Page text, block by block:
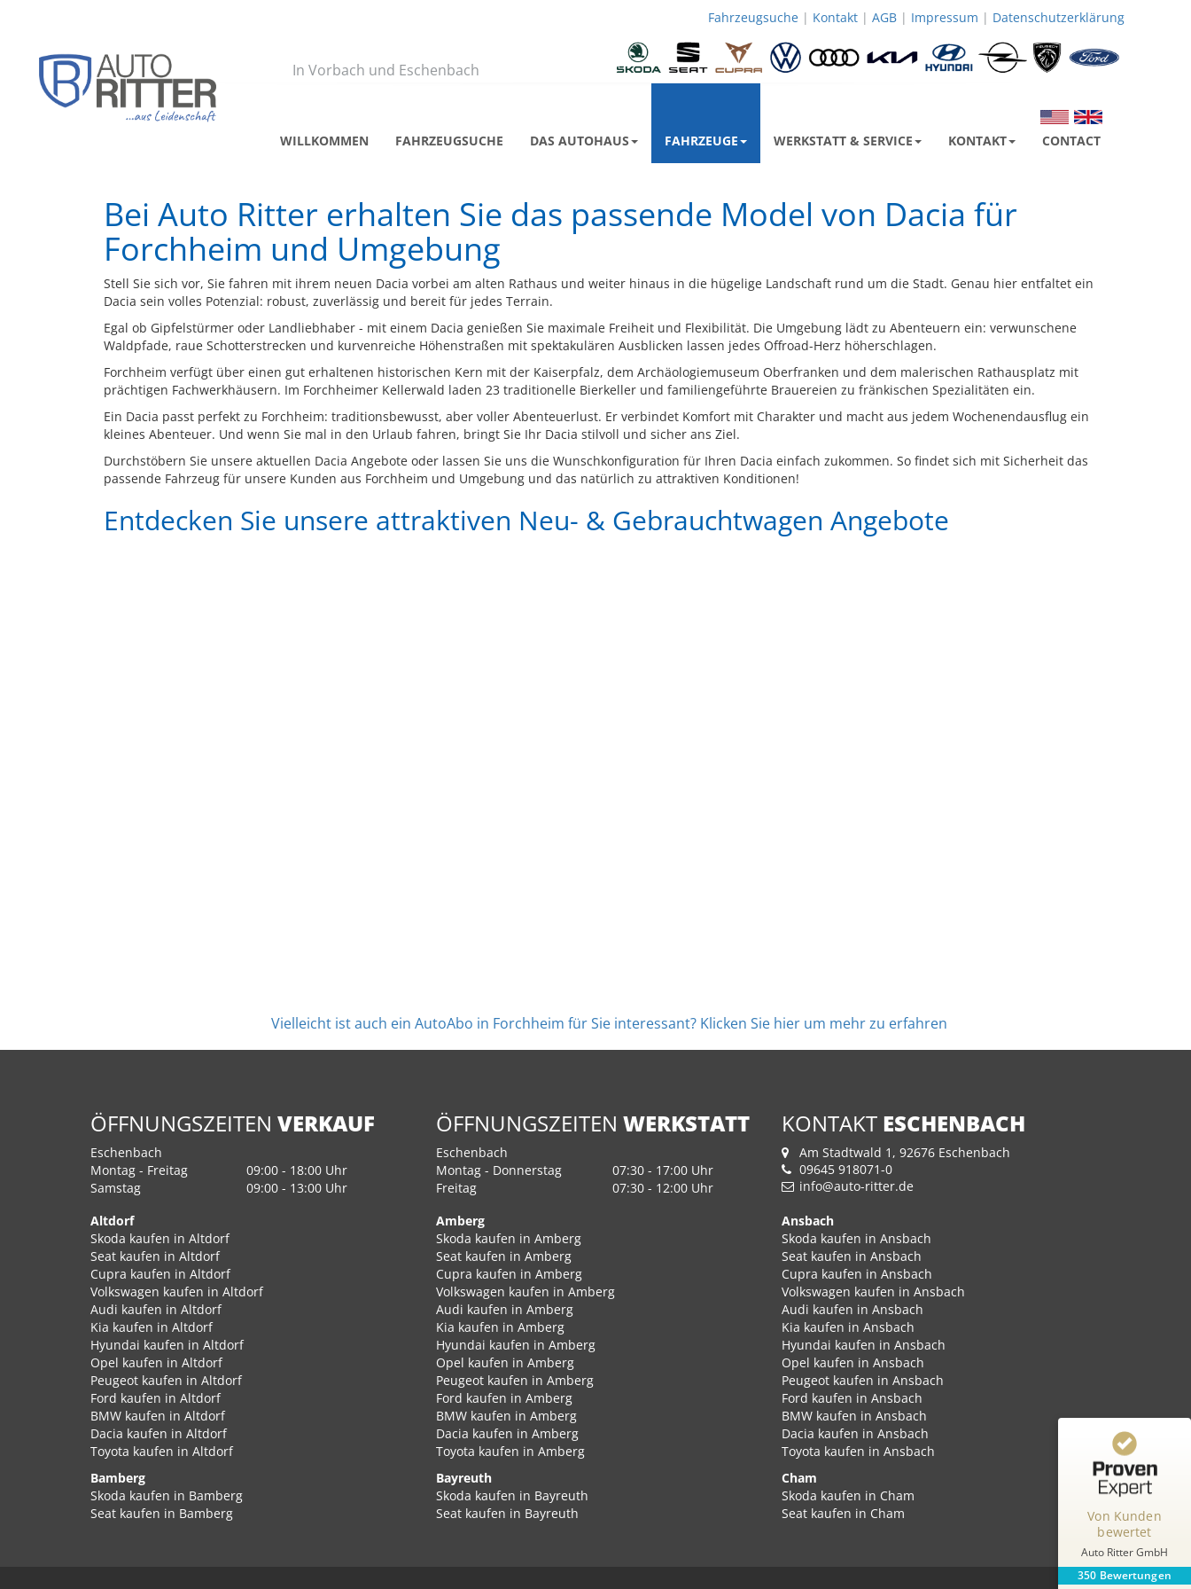
Fahrzeugsuche | Kontakt | AGB | Impressum | Datenschutzerklärung
In Vorbach und Eschenbach
WILLKOMMEN FAHRZEUGSUCHE DAS AUTOHAUS FAHRZEUGE WERKSTATT & SERVICE KONTAKT CONTACT
Weiter
biegen Sie richtigab!
Bei Auto Ritter erhalten Sie das passende Model von Dacia für
Forchheim und Umgebung
Stell Sie sich vor, Sie fahren mit ihrem neuen Dacia vorbei am alten Rathaus und weiter hinaus in die hügelige Landschaft rund um die Stadt. Genau hier entfaltet ein
Dacia sein volles Potenzial: robust, zuverlässig und bereit für jedes Terrain.
Egal ob Gipfelstürmer oder Landliebhaber - mit einem Dacia genießen Sie maximale Freiheit und Flexibilität. Die Umgebung lädt zu Abenteuern ein: verwunschene
Waldpfade, raue Schotterstrecken und kurvenreiche Höhenstraßen mit spektakulären Ausblicken lassen jedes Offroad-Herz höherschlagen.
Forchheim verfügt über einen gut erhaltenen historischen Kern mit der Kaiserpfalz, dem Archäologiemuseum Oberfranken und dem malerischen Rathausplatz mit
prächtigen Fachwerkhäusern. Im Forchheimer Kellerwald laden 23 traditionelle Bierkeller und familiengeführte Brauereien zu fränkischen Spezialitäten ein.
Ein Dacia passt perfekt zu Forchheim: traditionsbewusst, aber voller Abenteuerlust. Er verbindet Komfort mit Charakter und macht aus jedem Wochenendausflug ein
kleines Abenteuer. Und wenn Sie mal in den Urlaub fahren, bringt Sie Ihr Dacia stilvoll und sicher ans Ziel.
Durchstöbern Sie unsere aktuellen Dacia Angebote oder lassen Sie uns die Wunschkonfiguration für Ihren Dacia einfach zukommen. So findet sich mit Sicherheit das
passende Fahrzeug für unsere Kunden aus Forchheim und Umgebung und das natürlich zu attraktiven Konditionen!
Entdecken Sie unsere attraktiven Neu- & Gebrauchtwagen Angebote
Vielleicht ist auch ein AutoAbo in Forchheim für Sie interessant? Klicken Sie hier um mehr zu erfahren
ÖFFNUNGSZEITEN VERKAUF
Eschenbach
Montag - Freitag
09:00 - 18:00 Uhr
Samstag
09:00 - 13:00 Uhr
ÖFFNUNGSZEITEN WERKSTATT
Eschenbach
Montag - Donnerstag
07:30 - 17:00 Uhr
Freitag
07:30 - 12:00 Uhr
KONTAKT ESCHENBACH
Am Stadtwald 1, 92676 Eschenbach
09645 918071-0
info@auto-ritter.de
Altdorf
Skoda kaufen in Altdorf
Seat kaufen in Altdorf
Cupra kaufen in Altdorf
Volkswagen kaufen in Altdorf
Audi kaufen in Altdorf
Kia kaufen in Altdorf
Hyundai kaufen in Altdorf
Opel kaufen in Altdorf
Peugeot kaufen in Altdorf
Ford kaufen in Altdorf
BMW kaufen in Altdorf
Dacia kaufen in Altdorf
Toyota kaufen in Altdorf
Amberg
Skoda kaufen in Amberg
Seat kaufen in Amberg
Cupra kaufen in Amberg
Volkswagen kaufen in Amberg
Audi kaufen in Amberg
Kia kaufen in Amberg
Hyundai kaufen in Amberg
Opel kaufen in Amberg
Peugeot kaufen in Amberg
Ford kaufen in Amberg
BMW kaufen in Amberg
Dacia kaufen in Amberg
Toyota kaufen in Amberg
Ansbach
Skoda kaufen in Ansbach
Seat kaufen in Ansbach
Cupra kaufen in Ansbach
Volkswagen kaufen in Ansbach
Audi kaufen in Ansbach
Kia kaufen in Ansbach
Hyundai kaufen in Ansbach
Opel kaufen in Ansbach
Peugeot kaufen in Ansbach
Ford kaufen in Ansbach
BMW kaufen in Ansbach
Dacia kaufen in Ansbach
Toyota kaufen in Ansbach
Bamberg
Skoda kaufen in Bamberg
Seat kaufen in Bamberg
Bayreuth
Skoda kaufen in Bayreuth
Seat kaufen in Bayreuth
Cham
Skoda kaufen in Cham
Seat kaufen in Cham
Von Kunden
bewertet
Auto Ritter GmbH
350 Bewertungen
2
Bewertungen auf
ProvenExpert.com
Blick aufs ProvenExpert-Profil werfen
Robert K.
4,77
sehr hoche Zufriedenheit, Services, sehr